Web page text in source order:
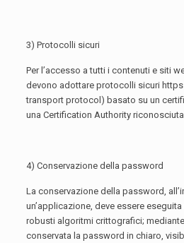
3) Protocolli sicuri
Per l’accesso a tutti i contenuti e siti
devono adottare protocolli sicuri https
transport protocol) basato su un
una Certification Authority
4) Conservazione della password
La conservazione della password,
un’applicazione, deve essere
robusti algoritmi crittografici;
conservata la password in chiaro,